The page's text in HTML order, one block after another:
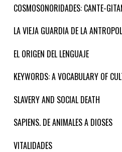
COSMOSONORIDADES: CANTE-
LA VIEJA GUARDIA DE LA
EL ORIGEN DEL LENGUAJE
KEYWORDS: A VOCABULARY OF
SLAVERY AND SOCIAL DEATH
SAPIENS. DE ANIMALES A DIOSES
VITALIDADES